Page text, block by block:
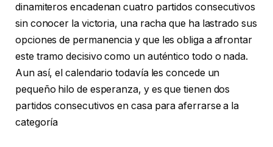
dinamiteros encadenan cuatro partidos consecutivos
sin conocer la victoria, una racha que ha lastrado sus
opciones de permanencia y que les obliga a afrontar
este tramo decisivo como un auténtico todo o nada.
Aun así, el calendario todavía les concede un
pequeño hilo de esperanza, y es que tienen dos
partidos consecutivos en casa para aferrarse a la
categoría